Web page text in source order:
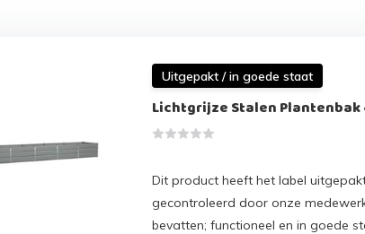
Uitgepakt / in goede staat
Lichtgrijze Stalen Plantenbak
Dit product heeft het label
gecontroleerd door onze
bevatten; functioneel en in goede